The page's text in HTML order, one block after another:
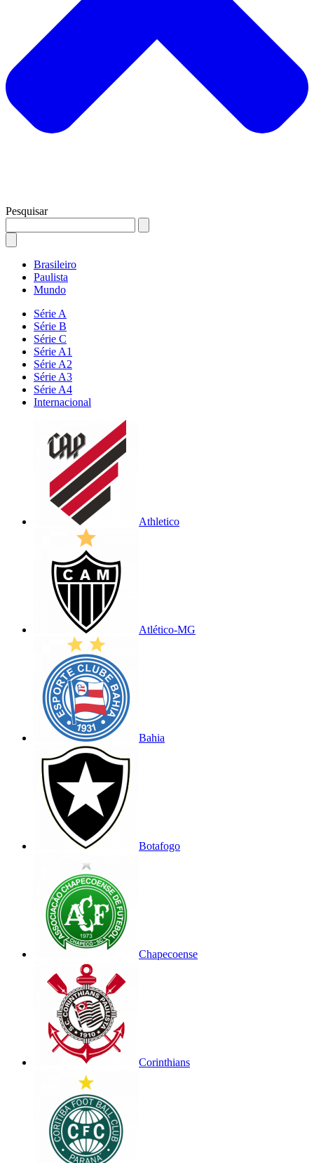
Pesquisar
Brasileiro
Paulista
Mundo
Série A
Série B
Série C
Série A1
Série A2
Série A3
Série A4
Internacional
Athletico
Atlético-MG
Bahia
Botafogo
Chapecoense
Corinthians